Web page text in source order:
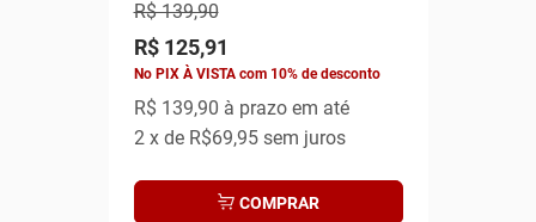
R$ 139,90
R$ 125,91
No PIX À VISTA com 10% de desconto
R$ 139,90 à prazo em até
2 x de R$69,95sem juros
COMPRAR